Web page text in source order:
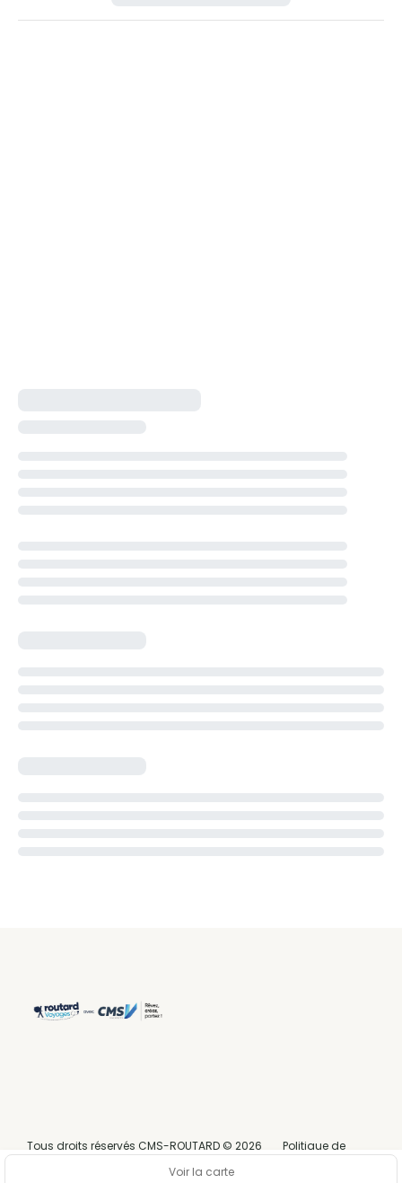
Voir la carte
Tous droits réservés CMS-ROUTARD © 2026
Politique de
confidentialité